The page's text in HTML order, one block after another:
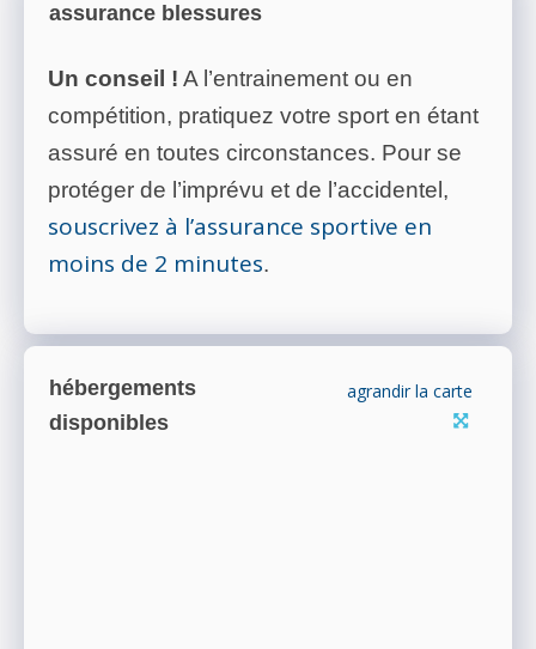
assurance blessures
Un conseil ! A l’entrainement ou en
compétition, pratiquez votre sport en étant
assuré en toutes circonstances. Pour se
protéger de l’imprévu et de l’accidentel,
souscrivez à l’assurance sportive en
moins de 2 minutes.
hébergements
disponibles
agrandir la carte